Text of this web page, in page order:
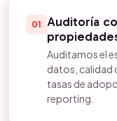
01 Auditoría
Auditamos el
datos, calidad
tasas de
reporting.